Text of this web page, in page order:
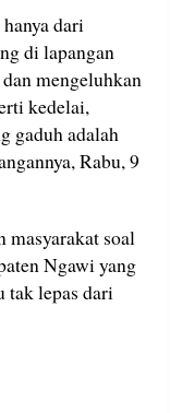
dari
di lapangan
mengeluhkan
kedelai,
gaduh adalah
Rabu, 9
masyarakat soal
Ngawi yang
tak lepas dari